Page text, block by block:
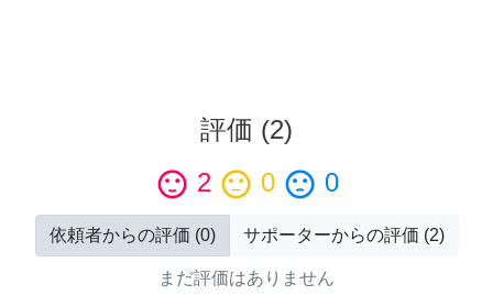
評価 (2)
sentiment_satisfied 2 sentiment_neutral 0 sentiment_dissatisfied 0
依頼者からの評価 (0) サポーターからの評価 (2)
まだ評価はありません